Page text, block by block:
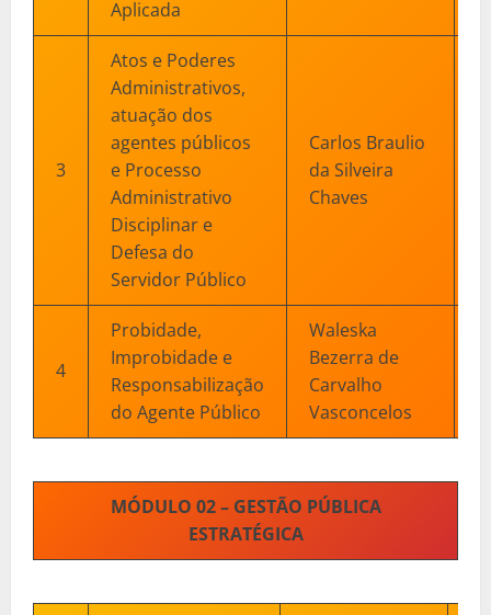
Aplicada
3
Atos e Poderes
Administrativos,
atuação dos
agentes públicos
e Processo
Administrativo
Disciplinar e
Defesa do
Servidor Público
Carlos Braulio
da Silveira
Chaves
4
Probidade,
Improbidade e
Responsabilização
do Agente Público
Waleska
Bezerra de
Carvalho
Vasconcelos
MÓDULO 02 – GESTÃO PÚBLICA
ESTRATÉGICA